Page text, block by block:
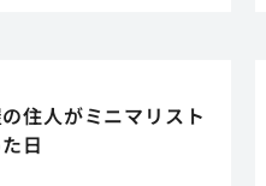
住人がミニマリスト
日